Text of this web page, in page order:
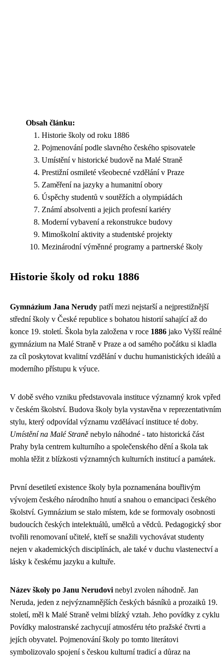
Obsah článku:
Historie školy od roku 1886
Pojmenování podle slavného českého spisovatele
Umístění v historické budově na Malé Straně
Prestižní osmileté všeobecné vzdělání v Praze
Zaměření na jazyky a humanitní obory
Úspěchy studentů v soutěžích a olympiádách
Známí absolventi a jejich profesní kariéry
Moderní vybavení a rekonstrukce budovy
Mimoškolní aktivity a studentské projekty
Mezinárodní výměnné programy a partnerské školy
Historie školy od roku 1886
Gymnázium Jana Nerudy patří mezi nejstarší a nejprestižnější
střední školy v České republice s bohatou historií sahající až do
konce 19. století. Škola byla založena v roce 1886 jako Vyšší reálné
gymnázium na Malé Straně v Praze a od samého počátku si kladla
za cíl poskytovat kvalitní vzdělání v duchu humanistických ideálů a
moderního přístupu k výuce.
V době svého vzniku představovala instituce významný krok vpřed
v českém školství. Budova školy byla vystavěna v reprezentativním
stylu, který odpovídal významu vzdělávací instituce té doby.
Umístění na Malé Straně nebylo náhodné - tato historická část
Prahy byla centrem kulturního a společenského dění a škola tak
mohla těžit z blízkosti významných kulturních institucí a památek.
První desetiletí existence školy byla poznamenána bouřlivým
vývojem českého národního hnutí a snahou o emancipaci českého
školství. Gymnázium se stalo místem, kde se formovaly osobnosti
budoucích českých intelektuálů, umělců a vědců. Pedagogický sbor
tvořili renomovaní učitelé, kteří se snažili vychovávat studenty
nejen v akademických disciplínách, ale také v duchu vlastenectví a
lásky k českému jazyku a kultuře.
Název školy po Janu Nerudovi nebyl zvolen náhodně. Jan
Neruda, jeden z nejvýznamnějších českých básníků a prozaiků 19.
století, měl k Malé Straně velmi blízký vztah. Jeho povídky z cyklu
Povídky malostranské zachycují atmosféru této pražské čtvrti a
jejích obyvatel. Pojmenování školy po tomto literátovi
symbolizovalo spojení s českou kulturní tradicí a důraz na